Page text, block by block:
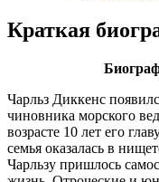
Краткая
Чарльз Диккенс
чиновника морского
возрасте 10 лет его
семья оказалась в
Чарльзу пришлось